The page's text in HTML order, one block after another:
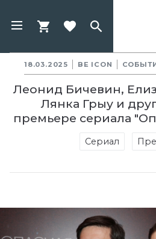
18.03.2025 BE ICON
Леонид Бичевин,
Лянка Грыу и
премьере сериала
Сериал